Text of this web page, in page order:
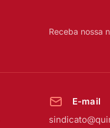
Receba nossa
E-mail